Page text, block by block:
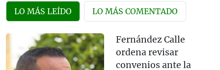
LO MÁS LEÍDO LO MÁS COMENTADO
Fernández Calle
ordena revisar
convenios ante la